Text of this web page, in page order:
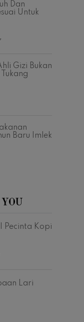
Dan
Untuk
Gizi Bukan
Baru Imlek
Pecinta Kopi
Lari